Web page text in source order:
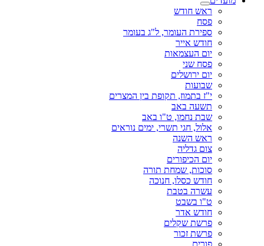
ראש חודש
פסח
ספירת העומר, ל"ג בעומר
חודש אייר
יום העצמאות
פסח שני
יום ירושלים
שבועות
י"ז בתמוז, תקופת בין המצרים
תשעה באב
שבת נחמו, ט"ו באב
אלול, חגי תשרי, ימים נוראים
ראש השנה
צום גדליה
יום הכיפורים
סוכות, שמחת תורה
חודש כסלו, חנוכה
עשרה בטבת
ט"ו בשבט
חודש אדר
פרשת שקלים
פרשת זכור